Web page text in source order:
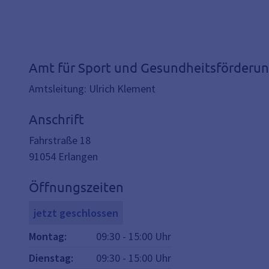
Amt für Sport und
Amtsleitung: Ulrich Klement
Anschrift
Fahrstraße 18
91054 Erlangen
Öffnungszeiten
jetzt geschlossen
Montag: 09:30 - 15:00 Uhr
Dienstag: 09:30 - 15:00 Uhr